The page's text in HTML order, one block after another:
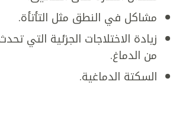
مشاكل في النطق مثل التأتأة.
زيادة الاختلاجات الجزئية التي
من الدماغ.
السكتة الدماغية.